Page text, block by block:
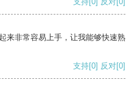
来非常容易上手，让我能够快速熟
支持[0] 反对[0]